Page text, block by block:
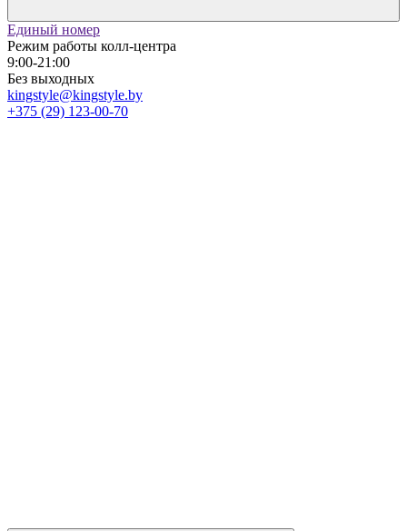
Единый номер
Режим работы колл-центра
9:00-21:00
Без выходных
kingstyle@kingstyle.by
+375 (29) 123-00-70